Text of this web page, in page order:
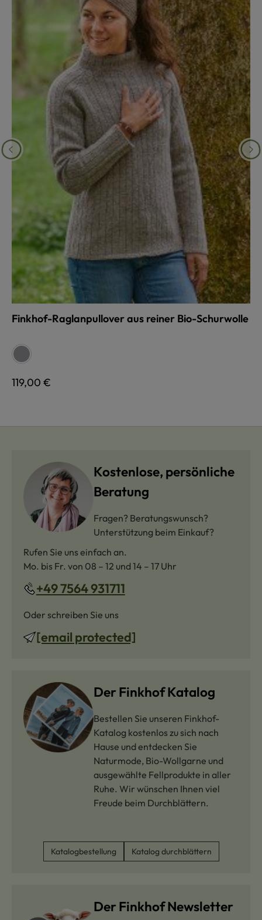
Finkhof-Raglanpullover aus reiner Bio-Schurwolle
Farbe
grau
Regulärer Preis:
119,00 €
Kostenlose, persönliche
Beratung
Fragen? Beratungswunsch?
Unterstützung beim Einkauf?
Rufen Sie uns einfach an.
Mo. bis Fr. von 08 – 12 und 14 – 17 Uhr
+49 7564 931711
Oder schreiben Sie uns
[email protected]
Der Finkhof Katalog
Bestellen Sie unseren Finkhof-
Katalog kostenlos zu sich nach
Hause und entdecken Sie
Naturmode, Bio-Wollgarne und
ausgewählte Fellprodukte in aller
Ruhe. Wir wünschen Ihnen viel
Freude beim Durchblättern.
Katalogbestellung Katalog durchblättern
Der Finkhof Newsletter